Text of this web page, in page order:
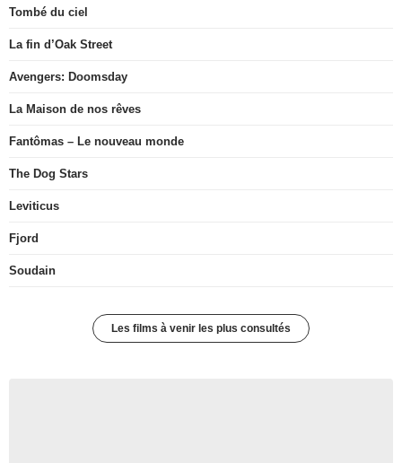
Tombé du ciel
La fin d’Oak Street
Avengers: Doomsday
La Maison de nos rêves
Fantômas – Le nouveau monde
The Dog Stars
Leviticus
Fjord
Soudain
Les films à venir les plus consultés